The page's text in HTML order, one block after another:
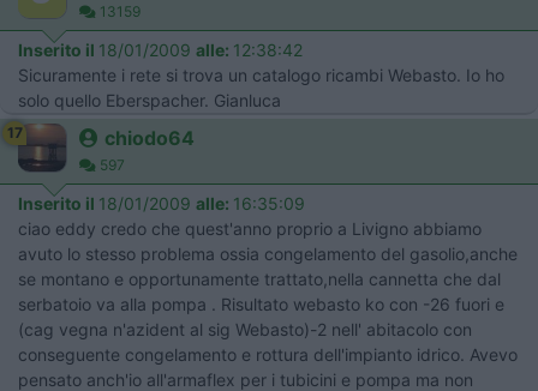
13159
Inserito il 18/01/2009 alle: 12:38:42
Sicuramente i rete si trova un catalogo ricambi Webasto. Io ho
solo quello Eberspacher. Gianluca
17 chiodo64
597
Inserito il 18/01/2009 alle: 16:35:09
ciao eddy credo che quest'anno proprio a Livigno abbiamo
avuto lo stesso problema ossia congelamento del gasolio,anche
se montano e opportunamente trattato,nella cannetta che dal
serbatoio va alla pompa . Risultato webasto ko con -26 fuori e
(cag vegna n'azident al sig Webasto)-2 nell' abitacolo con
conseguente congelamento e rottura dell'impianto idrico. Avevo
pensato anch'io all'armaflex per i tubicini e pompa ma non